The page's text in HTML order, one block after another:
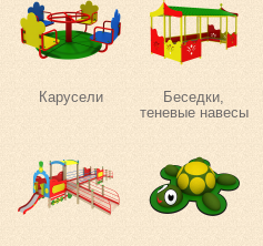
Карусели
Беседки,
теневые навесы